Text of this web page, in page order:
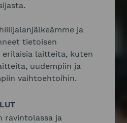
ja
tietoisen
erilaisia laitteita, kuten
uudempiin ja
vaihtoehtoihin.
ravintolassa ja